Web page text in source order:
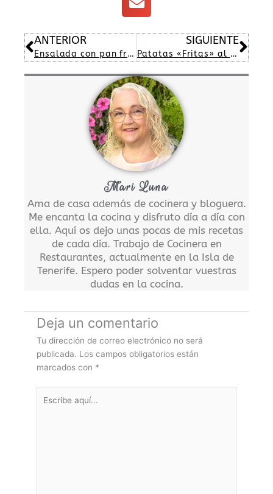
Ant
ANTERIOR
Ensalada con pan frito «Picatostes»
SIGUIENTE
Patatas «Fritas» al horno
Mari Luna
Ama de casa además de cocinera y bloguera.
Me encanta la cocina y disfruto día a día con
ella. Aquí os dejo unas pocas de mis recetas
de cada día. Trabajo de Cocinera en
Restaurantes, actualmente en la Isla de
Tenerife. Espero poder solventar vuestras
dudas en la cocina.
Deja un comentario
Tu dirección de correo electrónico no será
publicada. Los campos obligatorios están
marcados con *
aquí...